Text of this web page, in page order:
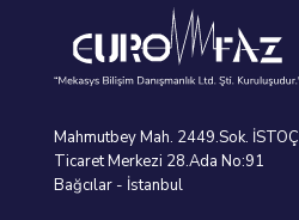
Mahmutbey Mah. 2449.Sok. İSTOÇ
Ticaret Merkezi 28.Ada No:91
Bağcılar - İstanbul